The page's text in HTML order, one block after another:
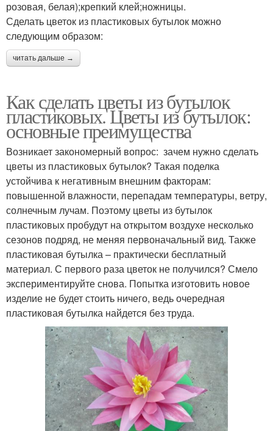
розовая, белая);крепкий клей;ножницы.
Сделать цветок из пластиковых бутылок можно
следующим образом:
читать дальше →
Как сделать цветы из бутылок
пластиковых. Цветы из бутылок:
основные преимущества
Возникает закономерный вопрос: зачем нужно сделать
цветы из пластиковых бутылок? Такая поделка
устойчива к негативным внешним факторам:
повышенной влажности, перепадам температуры, ветру,
солнечным лучам. Поэтому цветы из бутылок
пластиковых пробудут на открытом воздухе несколько
сезонов подряд, не меняя первоначальный вид. Также
пластиковая бутылка – практически бесплатный
материал. С первого раза цветок не получился? Смело
экспериментируйте снова. Попытка изготовить новое
изделие не будет стоить ничего, ведь очередная
пластиковая бутылка найдется без труда.